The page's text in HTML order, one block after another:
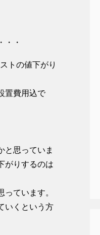
・・
トの値下がり
置費用込で
と思っていま
がりするのは
ています。
いくという方